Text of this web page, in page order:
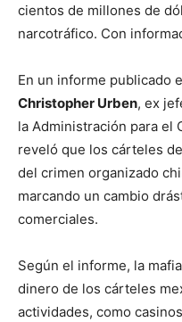
cientos de millones de
narcotráfico. Con
En un informe publicado
Christopher Urben, ex
la Administración para el
reveló que los cárteles
del crimen organizado
marcando un cambio
comerciales.
Según el informe, la
dinero de los cárteles
actividades, como